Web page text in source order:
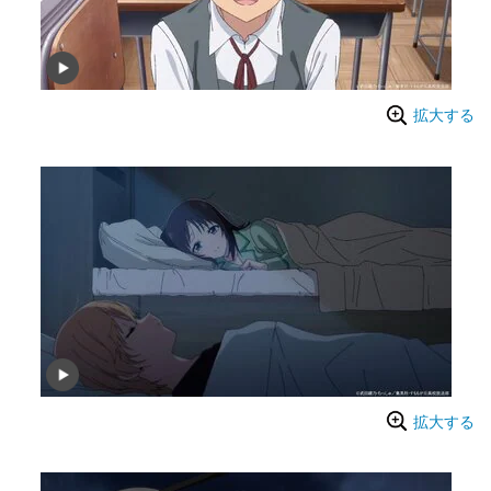
拡大する
拡大する